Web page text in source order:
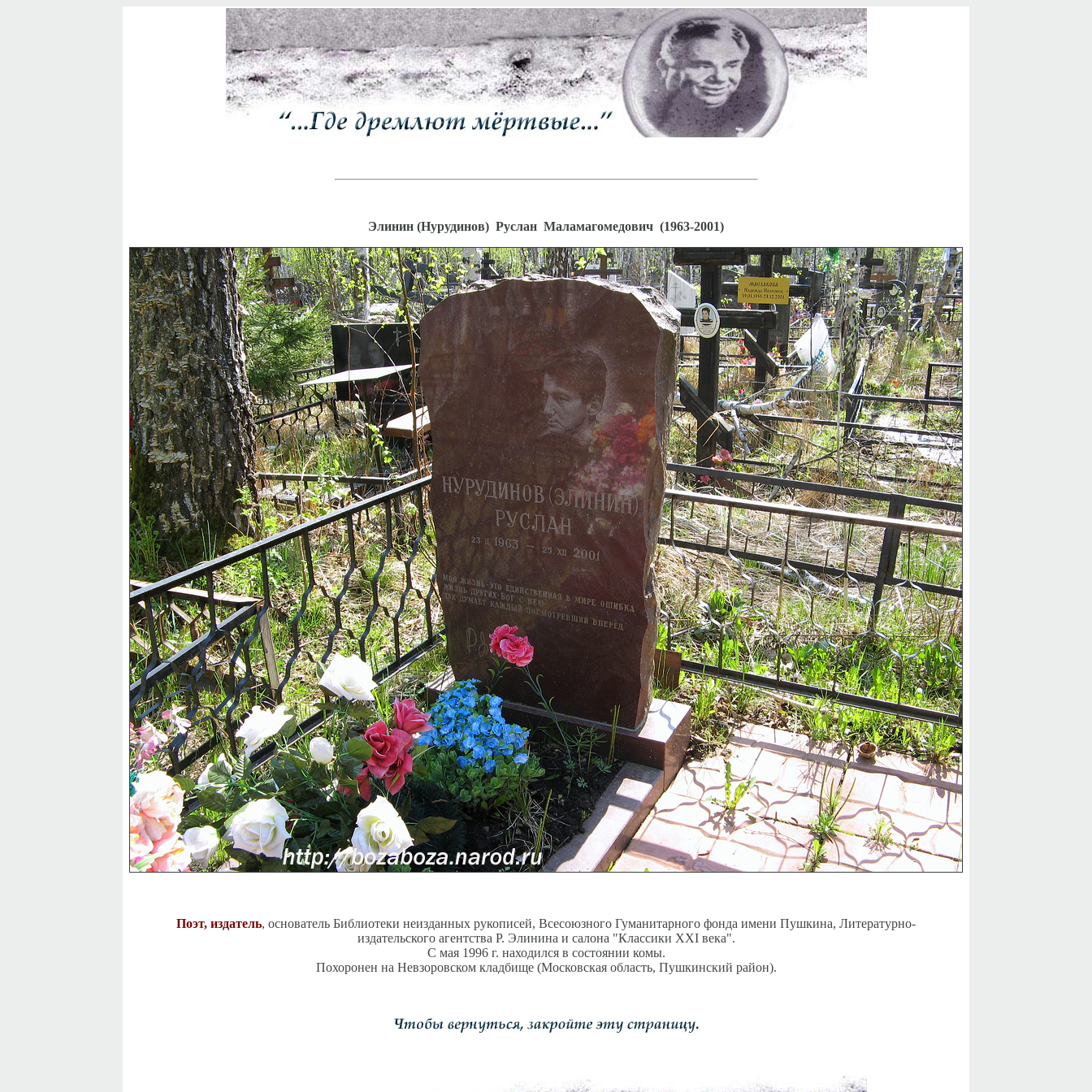
Элинин (Нурудинов) Руслан Маламагомедович (1963-2001)
Поэт, издатель, основатель Библиотеки неизданных рукописей, Всесоюзного Гуманитарного фонда имени Пушкина, Литературно-
издательского агентства Р. Элинина и салона "Классики XXI века".
С мая 1996 г. находился в состоянии комы.
Похоронен на Невзоровском кладбище (Московская область, Пушкинский район).